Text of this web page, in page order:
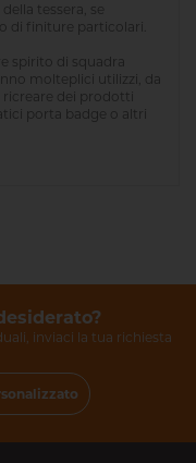
tessera, se
di finiture particolari.
spirito di squadra
molteplici utilizzi, da
dei prodotti
porta badge o altri
inviaci la tua richiesta